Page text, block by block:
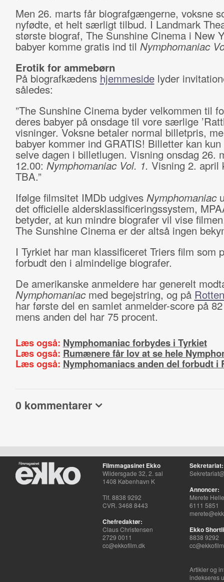
Men 26. marts får biografgængerne, voksne
nyfødte, et helt særligt tilbud. I Landmark
største biograf, The Sunshine Cinema i New
babyer komme gratis ind til Nymphomaniac
Erotik for ammebørn
På biografkædens hjemmesidelyder
således:
”The Sunshine Cinema byder velkommen til
deres babyer på onsdage til vore særlige
visninger. Voksne betaler normal billetpris,
babyer kommer ind GRATIS! Billetter kan kun
selve dagen i billetlugen. Visning onsdag 26.
12.00: Nymphomaniac Vol. 1. Visning 2. april
TBA.”
Ifølge filmsitet IMDb udgives Nymphomaniac
det officielle aldersklassificeringssystem,
betyder, at kun mindre biografer vil vise
The Sunshine Cinema er der altså ingen
I Tyrkiet har man klassificeret Triers film som
forbudt den i almindelige biografer.
De amerikanske anmeldere har generelt
Nymphomaniacmed begejstring, og på
har første del en samlet anmelder-score på
mens anden del har 75 procent.
Læs også: Nymphomaniac forbydes i Tyrkiet
Læs også: Rumænere får lov at se hele
Læs også: Nymphomaniacs anden del forbudt i
0 kommentarer
Filmmagasinet Ekko
Wildersgade 32, 2. sal
1408 København K
Tlf. 8838 9292
CVR. 3468 8443
Chefredaktør:
Claus Christensen
2729 0011
cc@ekkofilm.dk
Sekretariat:
Annoncer:
Merete
6111 5851
Ekko
8838 9292
Artikler og
indekseres